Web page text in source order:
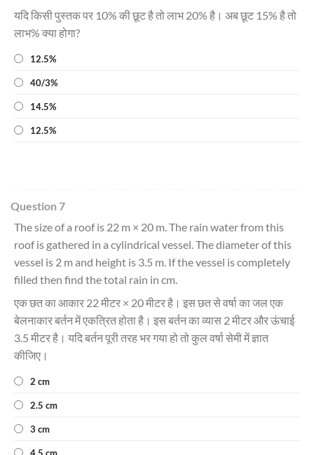
यदि किसी पुस्तक पर 10% की छूट है तो लाभ 20% है। अब छूट 15% है तो
लाभ% क्या होगा?
12.5%
40/3%
14.5%
12.5%
Question 7
The size of a roof is 22 m × 20 m. The rain water from this
roof is gathered in a cylindrical vessel. The diameter of this
vessel is 2 m and height is 3.5 m. If the vessel is completely
filled then find the total rain in cm.
एक छत का आकार 22 मीटर × 20 मीटर है। इस छत से वर्षा का जल एक
बेलनाकार बर्तन में एकत्रित होता है। इस बर्तन का व्यास 2 मीटर और ऊंचाई
3.5 मीटर है। यदि बर्तन पूरी तरह भर गया हो तो कुल वर्षा सेमी में ज्ञात
कीजिए।
2 cm
2.5 cm
3 cm
4.5 cm